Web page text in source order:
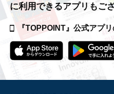
に利用できるアプリもご
『TOPPOINT』公式アプ